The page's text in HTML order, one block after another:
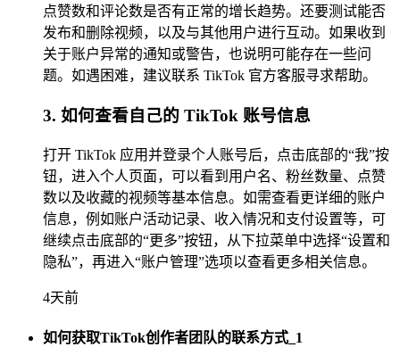
点赞数和评论数是否有正常的增长趋势。还要测试能否
发布和删除视频，以及与其他用户进行互动。如果收到
关于账户异常的通知或警告，也说明可能存在一些问
题。如遇困难，建议联系 TikTok 官方客服寻求帮助。
3. 如何查看自己的 TikTok 账号信息
打开 TikTok 应用并登录个人账号后，点击底部的“我”按
钮，进入个人页面，可以看到用户名、粉丝数量、点赞
数以及收藏的视频等基本信息。如需查看更详细的账户
信息，例如账户活动记录、收入情况和支付设置等，可
继续点击底部的“更多”按钮，从下拉菜单中选择“设置和
隐私”，再进入“账户管理”选项以查看更多相关信息。
4天前
如何获取TikTok创作者团队的联系方式_1